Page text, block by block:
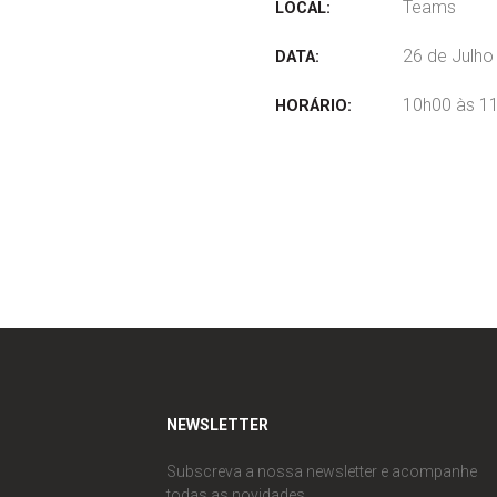
LOCAL: Teams
DATA: 26 de
HORÁRIO: 10h00 às
NEWSLETTER
Subscreva a nossa newsletter e acompanhe